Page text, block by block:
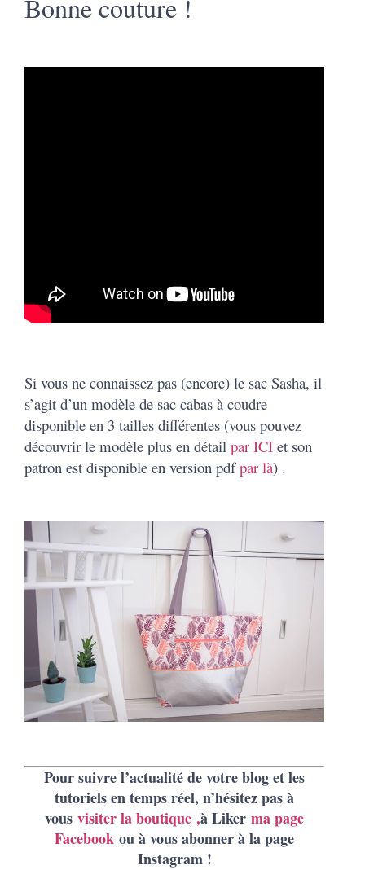
Bonne couture !
Si vous ne connaissez pas (encore) le sac Sasha, il
s’agit d’un modèle de sac cabas à coudre
disponible en 3 tailles différentes (vous pouvez
découvrir le modèle plus en détail par ICI et son
patron est disponible en version pdfpar là) .
Pour suivre l’actualité de votre blog et les
tutoriels en temps réel, n’hésitez pas à
vous visiter la boutique ,à Liker ma page
Facebook ou à vous abonner à la page
Instagram !